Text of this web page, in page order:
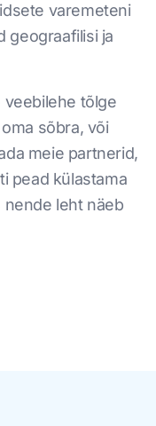
varemeteni
geograafilisi ja
veebilehe tõlge
sõbra, või
meie partnerid,
pead külastama
nende leht näeb